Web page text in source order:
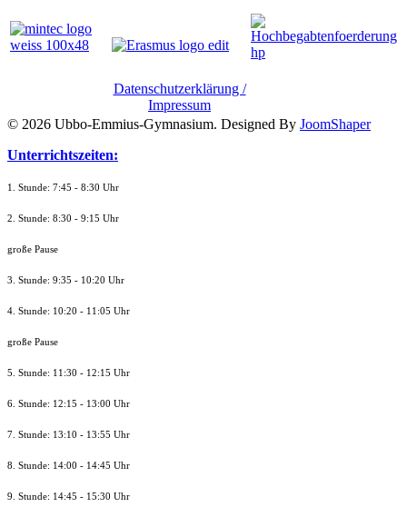
Datenschutzerklärung /
Impressum
© 2026 Ubbo-Emmius-Gymnasium. Designed By JoomShaper
Unterrichtszeiten:
1. Stunde: 7:45 - 8:30 Uhr
2. Stunde: 8:30 - 9:15 Uhr
große Pause
3. Stunde: 9:35 - 10:20 Uhr
4. Stunde: 10:20 - 11:05 Uhr
große Pause
5. Stunde: 11:30 - 12:15 Uhr
6. Stunde: 12:15 - 13:00 Uhr
7. Stunde: 13:10 - 13:55 Uhr
8. Stunde: 14:00 - 14:45 Uhr
9. Stunde: 14:45 - 15:30 Uhr